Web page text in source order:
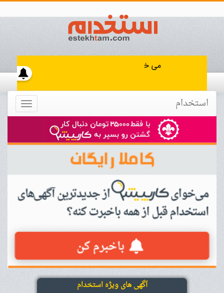
Toggle استخدام
آگهی های ویژه استخدام